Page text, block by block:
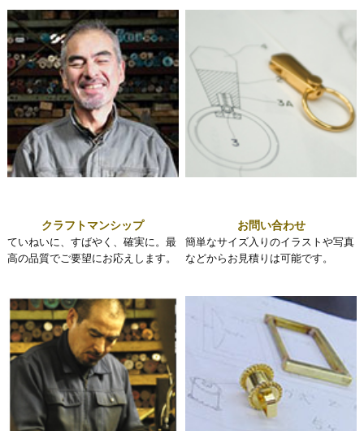
クラフトマンシップ
ていねいに、すばやく、確実に。最
高の品質でご要望にお応えします。
お問い合わせ
簡単なサイズ入りのイラストや写真
などからお見積りは可能です。